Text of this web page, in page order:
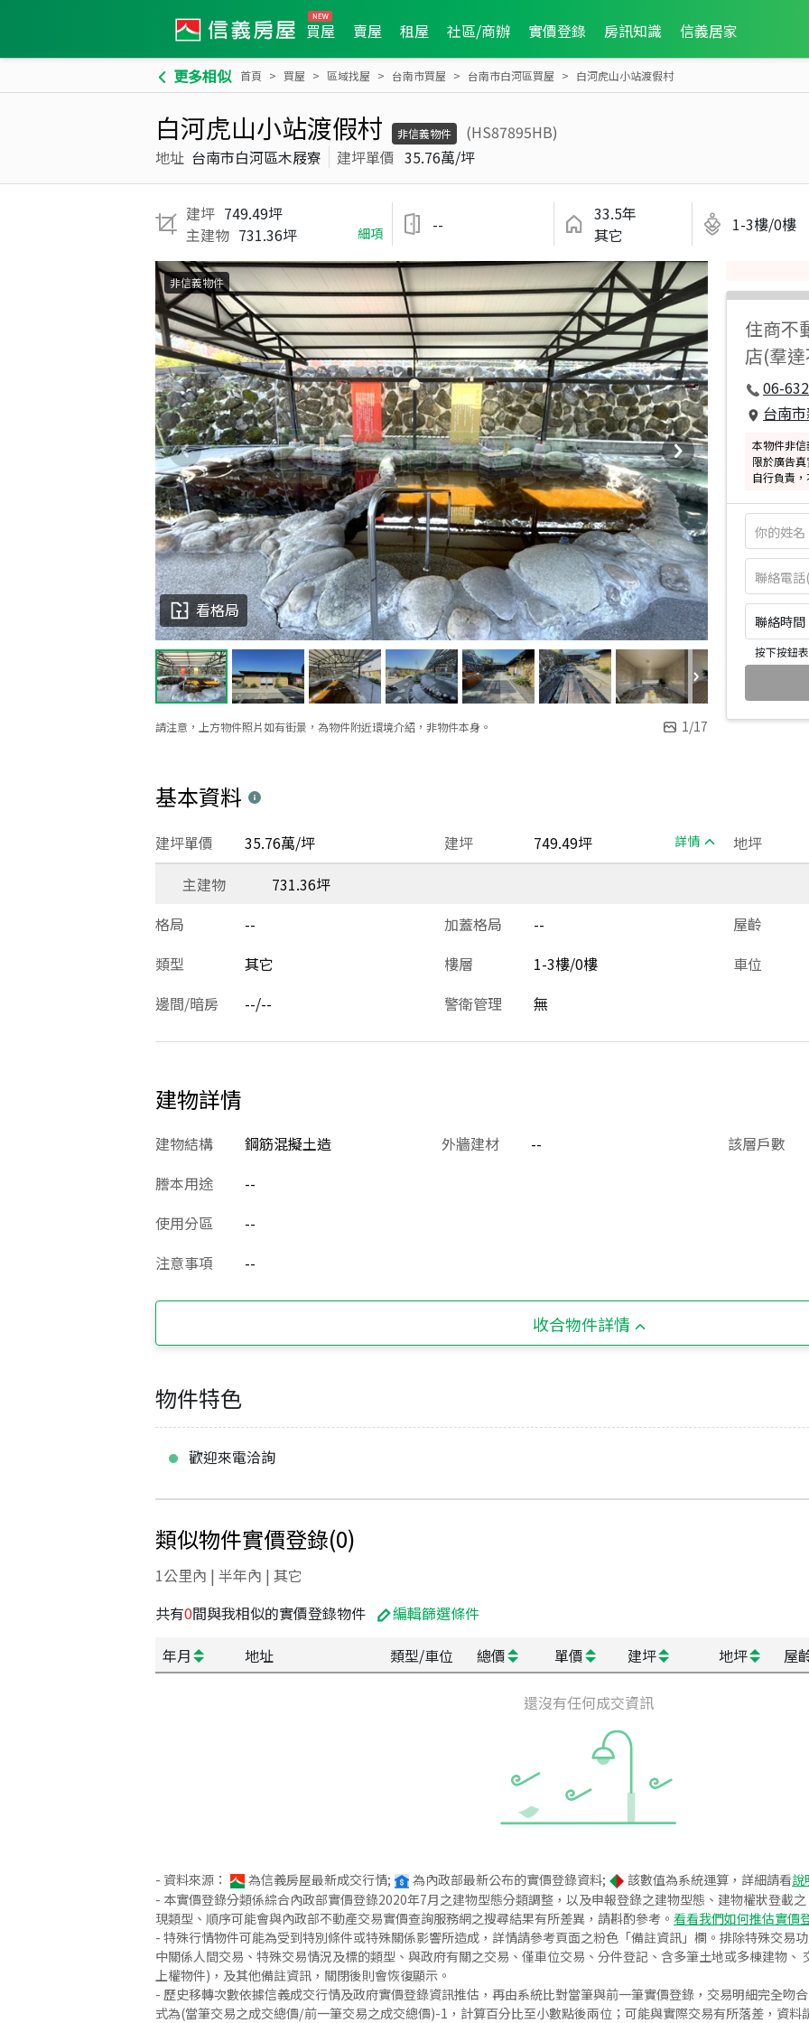
買屋 賣屋 租屋 社區/商辦 實價登錄 房訊知識 信義居家
更多相似 首頁 買屋 區域找屋 台南市買屋 台南市白河區買屋 白河虎山小站渡假村
白河虎山小站渡假村 非信義物件
(HS87895HB)
地址 台南市白河區木屐寮 建坪單價 35.76萬/坪
建坪 749.49坪
主建物 731.36坪 細項 --
33.5年
其它
1-3樓/0樓
請注意，上方物件照片如有街景，為物件附近環境介紹，非物件本身。 1/17
看格局
非信義物件
住商不
店(羣
06-
台南
本物件非
限於廣告
自行負責
聯絡時
按下按鈕
基本資料
建坪 749.49坪 詳情
建坪單價 35.76萬/坪 地坪
主建物
731.36坪
格局
-- 加蓋格局 -- 屋齡
類型
其它 樓層 1-3樓/0樓 車位
邊間/暗房
--/-- 警衛管理 無
建物詳情
建物結構 鋼筋混擬土造 外牆建材 -- 該層戶數
謄本用途
--
使用分區
--
注意事項
--
收合物件詳情
物件特色
歡迎來電洽詢
類似物件實價登錄(0)
1公里內 | 半年內 | 其它
共有0間與我相似的實價登錄物件 編輯篩選條件
年月
地址 類型/車位 總價 單價 建坪 地坪 屋
還沒有任何成交資訊
- 資料來源： 為信義房屋最新成交行情; 為內政部最新公布的實價登錄資料; 該數值為系統運算，詳細請看說
- 本實價登錄分類係綜合內政部實價登錄2020年7月之建物型態分類調整，以及申報登錄之建物型態、建物權狀登載
現類型、順序可能會與內政部不動產交易實價查詢服務網之搜尋結果有所差異，請斟酌參考。 看看我們如何推估實價
- 特殊行情物件可能為受到特別條件或特殊關係影響所造成，詳情請參考頁面之粉色「備註資訊」欄。排除特殊交易
中關係人間交易、特殊交易情況及標的類型、與政府有關之交易、僅車位交易、分件登記、含多筆土地或多棟建物、
上權物件)，及其他備註資訊，關閉後則會恢復顯示。
- 歷史移轉次數依據信義成交行情及政府實價登錄資訊推估，再由系統比對當筆與前一筆實價登錄，交易明細完全吻
式為(當筆交易之成交總價/前一筆交易之成交總價)-1，計算百分比至小數點後兩位；可能與實際交易有所落差，資料